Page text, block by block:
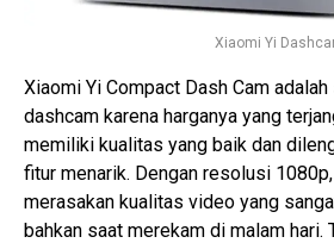
Xiaomi Yi
Xiaomi Yi Compact Dash Cam
dashcam karena harganya yang
memiliki kualitas yang baik dan
fitur menarik. Dengan resolusi
merasakan kualitas video yang
bahkan saat merekam di malam hari.